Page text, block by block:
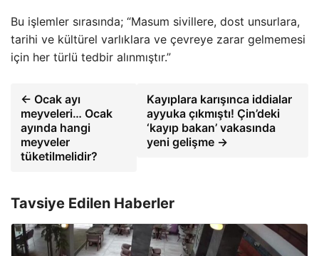
Bu işlemler sırasında; “Masum sivillere, dost unsurlara,
tarihi ve kültürel varlıklara ve çevreye zarar gelmemesi
için her türlü tedbir alınmıştır.”
← Ocak ayı
meyveleri… Ocak
ayında hangi
meyveler
tüketilmelidir?
Kayıplara karışınca iddialar
ayyuka çıkmıştı! Çin’deki
‘kayıp bakan’ vakasında
yeni gelişme →
Tavsiye Edilen Haberler